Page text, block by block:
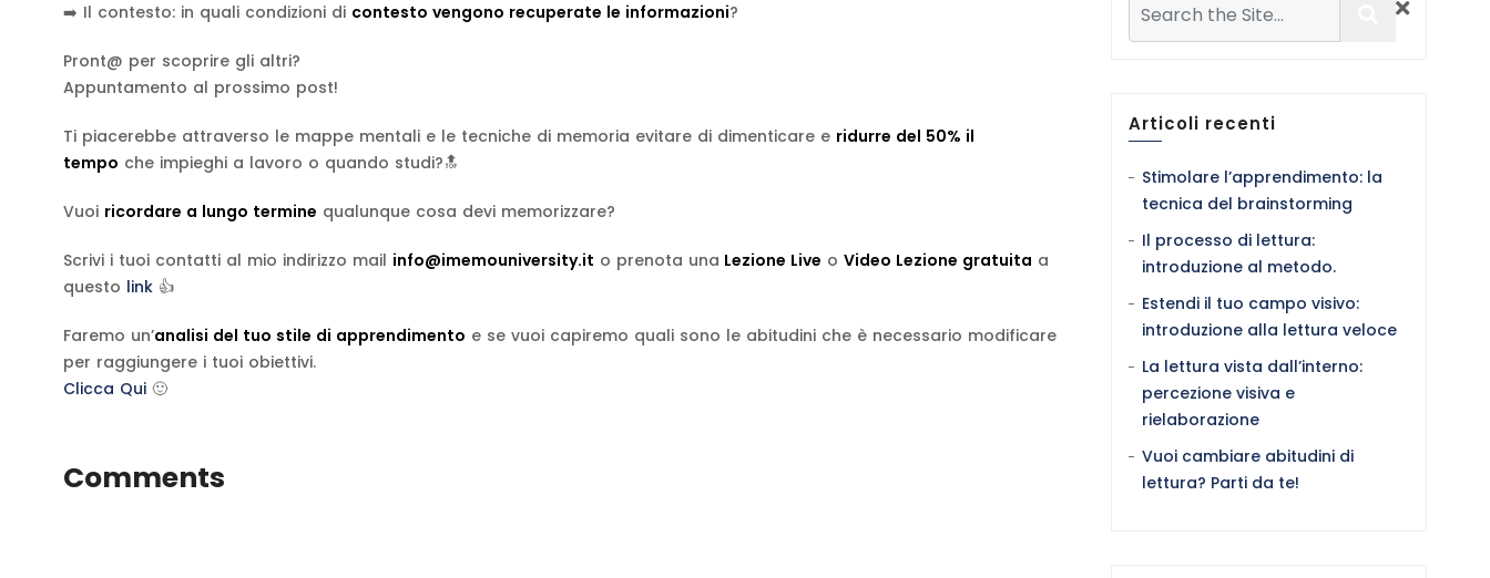
➡️ Il contesto: in quali condizioni di contesto vengono recuperate le informazioni?
Pront@ per scoprire gli altri?
Appuntamento al prossimo post!
Ti piacerebbe attraverso le mappe mentali e le tecniche di memoria evitare di dimenticare e ridurre del 50% il
tempo che impieghi a lavoro o quando studi?🔝
Vuoi ricordare a lungo termine qualunque cosa devi memorizzare?
Scrivi i tuoi contatti al mio indirizzo mail info@imemouniversity.it o prenota una Lezione Live o Video Lezione gratuita a
questo link 👍
Faremo un’analisi del tuo stile di apprendimento e se vuoi capiremo quali sono le abitudini che è necessario modificare
per raggiungere i tuoi obiettivi.
Clicca Qui 🙂
Comments
Articoli recenti
Stimolare l’apprendimento: la
tecnica del brainstorming
Il processo di lettura:
introduzione al metodo.
Estendi il tuo campo visivo:
introduzione alla lettura veloce
La lettura vista dall’interno:
percezione visiva e
rielaborazione
Vuoi cambiare abitudini di
lettura? Parti da te!